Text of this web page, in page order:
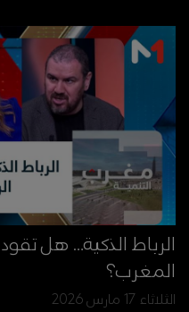
الرباط الذكية… هل
المغرب؟
الثلاثاء 17 مارس 2026